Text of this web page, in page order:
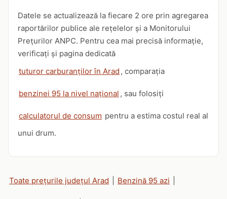
Datele se actualizează la fiecare 2 ore prin agregarea
raportărilor publice ale rețelelor și a Monitorului
Prețurilor ANPC. Pentru cea mai precisă informație,
verificați și pagina dedicată
tuturor carburanților în Arad , comparația
benzinei 95 la nivel național , sau folosiți
calculatorul de consum pentru a estima costul real al
unui drum.
Toate prețurile județul Arad Benzină 95 azi